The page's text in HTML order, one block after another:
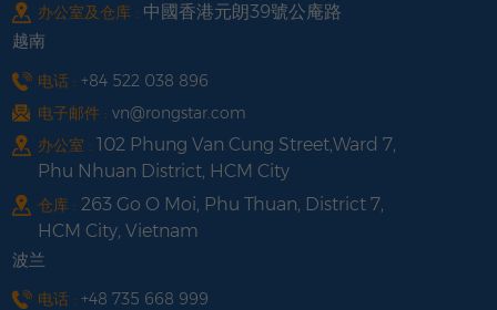
办公室及仓库 : 中國香港元朗39號公庵路
越南
电话 : +84 522 038 896
电子邮件 : vn@rongstar.com
办公室 : 102 Phung Van Cung Street,Ward 7,
Phu Nhuan District, HCM City
仓库 : 263 Go O Moi, Phu Thuan, District 7,
HCM City, Vietnam
波兰
电话 : +48 735 668 999